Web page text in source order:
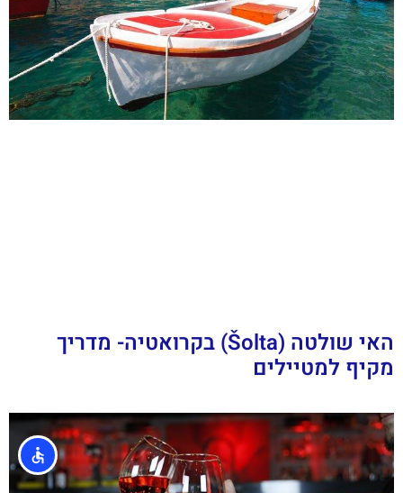
האי שולטה (Šolta) בקרואטיה- מדריך
מקיף למטיילים